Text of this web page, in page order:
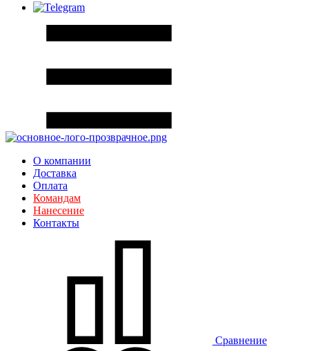
О компании
Доставка
Оплата
Командам
Нанесение
Контакты
Сравнение